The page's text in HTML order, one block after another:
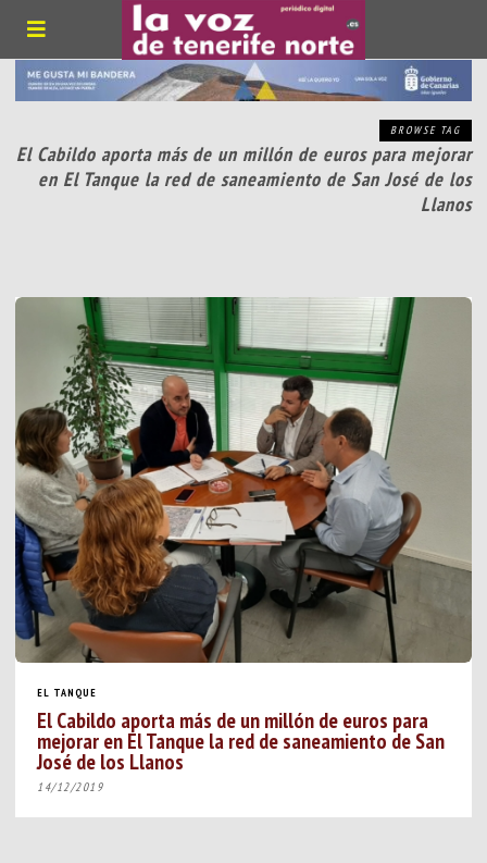
BROWSE TAG
El Cabildo aporta más de un millón de euros para mejorar
en El Tanque la red de saneamiento de San José de los
Llanos
EL TANQUE
El Cabildo aporta más de un millón de euros para
mejorar en El Tanque la red de saneamiento de San
José de los Llanos
14/12/2019